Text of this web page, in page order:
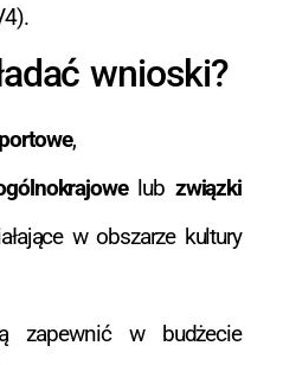
wnioski?
,
lub związki
w obszarze kultury
zapewnić w budżecie